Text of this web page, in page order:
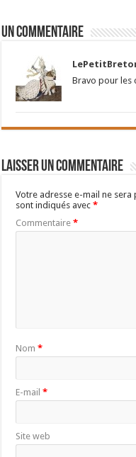
Un commentaire
Bravo pour les
Laisser un commentaire
Votre adresse e-mail ne sera
sont indiqués avec*
Commentaire*
Nom*
E-mail*
Site web